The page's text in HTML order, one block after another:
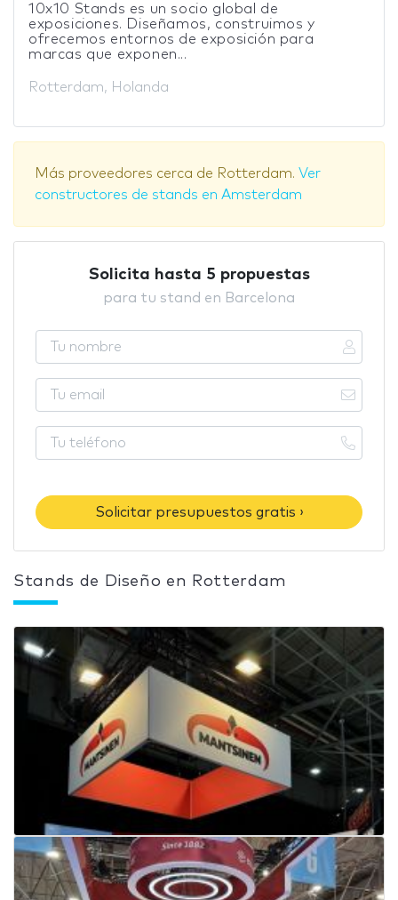
10x10 Stands es un socio global de
exposiciones. Diseñamos, construimos y
ofrecemos entornos de exposición para
marcas que exponen...
Rotterdam, Holanda
Más proveedores cerca de Rotterdam. Ver
constructores de stands en Amsterdam
Solicita hasta 5 propuestas
para tu stand en Barcelona
Solicitar presupuestos gratis ›
Stands de Diseño en Rotterdam